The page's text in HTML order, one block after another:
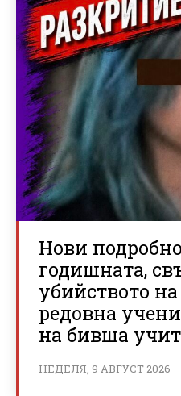
Нови
годишната,
убийството
редовна
на бивша
НЕДЕЛЯ, 9 АВГУСТ 2026